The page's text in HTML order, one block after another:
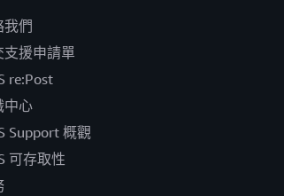
我們
支援申請單
re:Post
中心
Support 概觀
可存取性